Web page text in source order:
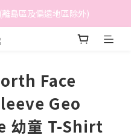
島區及偏遠地區除外)
島區及偏遠地區除外)
折扣及積分優惠
Face
Geo
幼童 T-Shirt